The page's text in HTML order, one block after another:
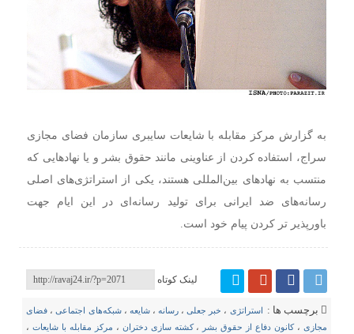
به گزارش مرکز مقابله با شایعات سایبری سازمان فضای مجازی
سراج، استفاده کردن از عناوینی مانند حقوق بشر و یا نهادهایی که
منتسب به نهادهای بین‌المللی هستند، یکی از استراتژی‌های اصلی
رسانه‌های ضد ایرانی برای تولید رسانه‌ای در این ایام جهت
باورپذیر تر کردن پیام خود است.
لینک کوتاه
برچسب ها : استراتژی ، خبر جعلی،رسانه‌ ،شایعه ،شبکه‌های اجتماعی، فضای
مجازی ،کانون دفاع از حقوق بشر ،کشته سازی دختران ، مرکز مقابله با شایعات،